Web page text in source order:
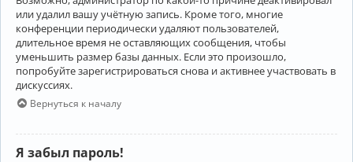
или удалил вашу учётную запись. Кроме того, многие
конференции периодически удаляют пользователей,
длительное время не оставляющих сообщения, чтобы
уменьшить размер базы данных. Если это произошло,
попробуйте зарегистрироваться снова и активнее участвовать в
дискуссиях.
Вернуться к началу
Я забыл пароль!